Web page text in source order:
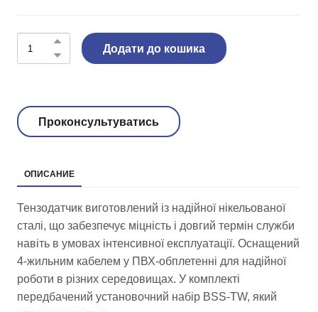
Додати до кошика
Проконсультуватись
ОПИСАНИЕ
Тензодатчик виготовлений із надійної нікельованої
сталі, що забезпечує міцність і довгий термін служби
навіть в умовах інтенсивної експлуатації. Оснащений
4-жильним кабелем у ПВХ-обплетенні для надійної
роботи в різних середовищах. У комплекті
передбачений установочний набір BSS-TW, який